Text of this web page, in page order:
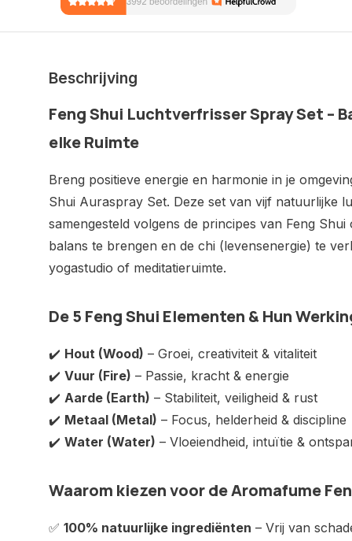
Beschrijving
Feng Shui Luchtverfrisser Spray Set –
elke Ruimte
Breng positieve energie en harmonie in je
Shui Auraspray Set. Deze set van vijf natuurlijke
samengesteld volgens de principes van Feng
balans te brengen en de chi (levensenergie) te
yogastudio of meditatieruimte.
De 5 Feng Shui Elementen & Hun
✔️ Hout (Wood) – Groei, creativiteit & vitaliteit
✔️ Vuur (Fire) – Passie, kracht & energie
✔️ Aarde (Earth) – Stabiliteit, veiligheid & rust
✔️ Metaal (Metal) – Focus, helderheid & discipline
✔️ Water (Water) – Vloeiendheid, intuïtie &
Waarom kiezen voor de Aromafume
✅ 100% natuurlijke ingrediënten – Vrij van